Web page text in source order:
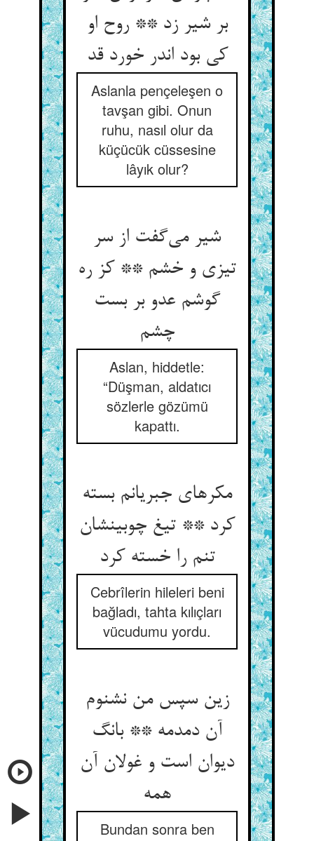
بر شیر زد ** روح او
کی بود اندر خورد قد
Aslanla pençeleşen o
tavşan gibi. Onun
ruhu, nasıl olur da
küçücük cüssesine
lâyık olur?
شیر می‌‌گفت از سر
تیزی و خشم ** کز ره
گوشم عدو بر بست
Aslan, hiddetle:
“Düşman, aldatıcı
sözlerle gözümü
kapattı.
مکرهای جبریانم بسته
کرد ** تیغ چوبینشان
تنم را خسته کرد
Cebrîlerin hileleri beni
bağladı, tahta kılıçları
vücudumu yordu.
زین سپس من نشنوم
آن دمدمه ** بانگ
دیوان است و غولان آن
Bundan sonra ben